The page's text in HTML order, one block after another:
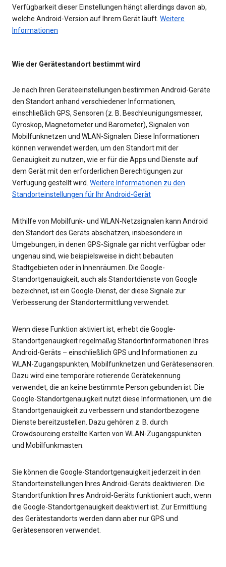
Verfügbarkeit dieser Einstellungen hängt allerdings davon ab,
welche Android-Version auf Ihrem Gerät läuft. Weitere
Informationen
Wie der Gerätestandort bestimmt wird
Je nach Ihren Geräteeinstellungen bestimmen Android-Geräte
den Standort anhand verschiedener Informationen,
einschließlich GPS, Sensoren (z. B. Beschleunigungsmesser,
Gyroskop, Magnetometer und Barometer), Signalen von
Mobilfunknetzen und WLAN-Signalen. Diese Informationen
können verwendet werden, um den Standort mit der
Genauigkeit zu nutzen, wie er für die Apps und Dienste auf
dem Gerät mit den erforderlichen Berechtigungen zur
Verfügung gestellt wird. Weitere Informationen zu den
Standorteinstellungen für Ihr Android-Gerät
Mithilfe von Mobilfunk- und WLAN-Netzsignalen kann Android
den Standort des Geräts abschätzen, insbesondere in
Umgebungen, in denen GPS-Signale gar nicht verfügbar oder
ungenau sind, wie beispielsweise in dicht bebauten
Stadtgebieten oder in Innenräumen. Die Google-
Standortgenauigkeit, auch als Standortdienste von Google
bezeichnet, ist ein Google-Dienst, der diese Signale zur
Verbesserung der Standortermittlung verwendet.
Wenn diese Funktion aktiviert ist, erhebt die Google-
Standortgenauigkeit regelmäßig Standortinformationen Ihres
Android-Geräts – einschließlich GPS und Informationen zu
WLAN-Zugangspunkten, Mobilfunknetzen und Gerätesensoren.
Dazu wird eine temporäre rotierende Gerätekennung
verwendet, die an keine bestimmte Person gebunden ist. Die
Google-Standortgenauigkeit nutzt diese Informationen, um die
Standortgenauigkeit zu verbessern und standortbezogene
Dienste bereitzustellen. Dazu gehören z. B. durch
Crowdsourcing erstellte Karten von WLAN-Zugangspunkten
und Mobilfunkmasten.
Sie können die Google-Standortgenauigkeit jederzeit in den
Standorteinstellungen Ihres Android-Geräts deaktivieren. Die
Standortfunktion Ihres Android-Geräts funktioniert auch, wenn
die Google-Standortgenauigkeit deaktiviert ist. Zur Ermittlung
des Gerätestandorts werden dann aber nur GPS und
Gerätesensoren verwendet.